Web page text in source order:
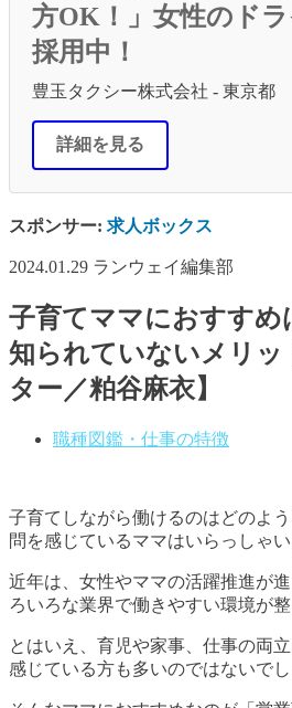
方OK！」女性のド
採用中！
豊玉タクシー株式会社 - 東京都
詳細を見る
スポンサー: 求人ボックス
2024.01.29 ランウェイ編集部
子育てママにおすすめ
知られていないメリッ
ター／粕谷麻衣】
職種図鑑・仕事の特徴
子育てしながら働けるのはどのよ
問を感じているママはいらっしゃ
近年は、女性やママの活躍推進が
ろいろな業界で働きやすい環境が整
とはいえ、育児や家事、仕事の両
感じている方も多いのではないでし